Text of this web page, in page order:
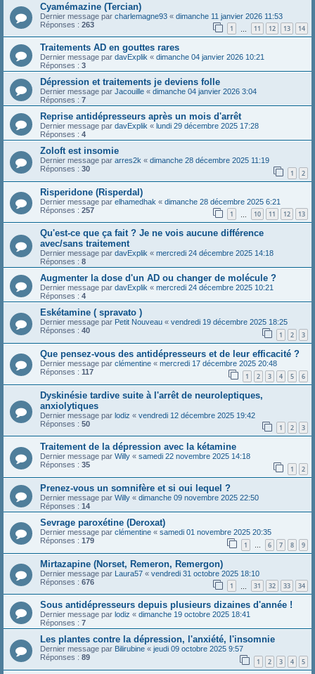
Cyamémazine (Tercian)
Dernier message par charlemagne93 « dimanche 11 janvier 2026 11:53
Réponses : 263 1 11 12 13 14
Traitements AD en gouttes rares
Dernier message par davExplik « dimanche 04 janvier 2026 10:21
Réponses : 3
Dépression et traitements je deviens folle
Dernier message par Jacouille « dimanche 04 janvier 2026 3:04
Réponses : 7
Reprise antidépresseurs après un mois d'arrêt
Dernier message par davExplik « lundi 29 décembre 2025 17:28
Réponses : 4
Zoloft est insomie
Dernier message par arres2k « dimanche 28 décembre 2025 11:19
Réponses : 30 1 2
Risperidone (Risperdal)
Dernier message par elhamedhak « dimanche 28 décembre 2025 6:21
Réponses : 257 1 10 11 12 13
Qu'est-ce que ça fait ? Je ne vois aucune différence
avec/sans traitement
Dernier message par davExplik « mercredi 24 décembre 2025 14:18
Réponses : 8
Augmenter la dose d'un AD ou changer de molécule ?
Dernier message par davExplik « mercredi 24 décembre 2025 10:21
Réponses : 4
Eskétamine ( spravato )
Dernier message par Petit Nouveau « vendredi 19 décembre 2025 18:25
Réponses : 40 1 2 3
Que pensez-vous des antidépresseurs et de leur efficacité ?
Dernier message par clémentine « mercredi 17 décembre 2025 20:48
Réponses : 117 1 2 3 4 5 6
Dyskinésie tardive suite à l'arrêt de neuroleptiques,
anxiolytiques
Dernier message par lodiz « vendredi 12 décembre 2025 19:42
Réponses : 50 1 2 3
Traitement de la dépression avec la kétamine
Dernier message par Willy « samedi 22 novembre 2025 14:18
Réponses : 35 1 2
Prenez-vous un somnifère et si oui lequel ?
Dernier message par Willy « dimanche 09 novembre 2025 22:50
Réponses : 14
Sevrage paroxétine (Deroxat)
Dernier message par clémentine « samedi 01 novembre 2025 20:35
Réponses : 179 1 … 6 7 8 9
Mirtazapine (Norset, Remeron, Remergon)
Dernier message par Laura57 « vendredi 31 octobre 2025 18:10
Réponses : 676 1 31 32 33 34
Sous antidépresseurs depuis plusieurs dizaines d'année !
Dernier message par lodiz « dimanche 19 octobre 2025 18:41
Réponses : 7
Les plantes contre la dépression, l'anxiété, l'insomnie
Dernier message par Bilirubine « jeudi 09 octobre 2025 9:57
Réponses : 89 1 2 3 4 5